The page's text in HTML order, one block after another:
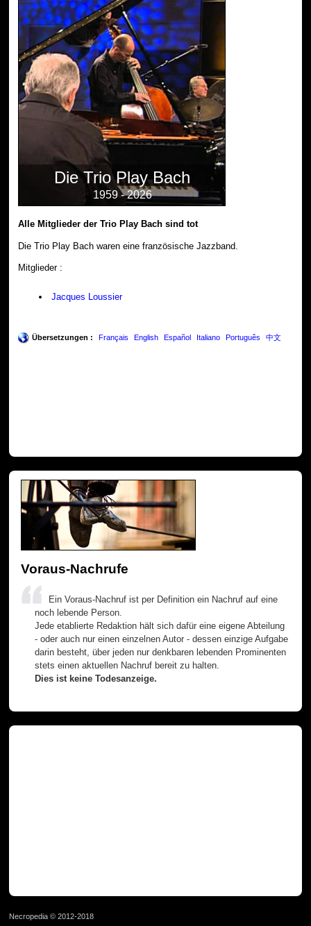
Die Trio Play Bach
1959 - 2026
Alle Mitglieder der Trio Play Bach sind tot
Die Trio Play Bach waren eine französische Jazzband.
Mitglieder :
Jacques Loussier
Übersetzungen : Français English Español Italiano Português 中文
Voraus-Nachrufe
Ein Voraus-Nachruf ist per Definition ein Nachruf auf eine
noch lebende Person.
Jede etablierte Redaktion hält sich dafür eine eigene Abteilung
- oder auch nur einen einzelnen Autor - dessen einzige Aufgabe
darin besteht, über jeden nur denkbaren lebenden Prominenten
stets einen aktuellen Nachruf bereit zu halten.
Dies ist keine Todesanzeige.
Necropedia © 2012-2018